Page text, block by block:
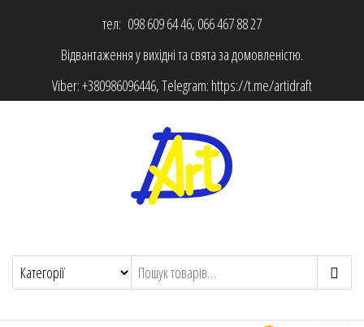
тел: 098 609 64 46, 066 467 88 27
Відвантаження у вихідні та свята за домовленістю.
Viber:+380986096446, Telegram: https://t.me/artidraft